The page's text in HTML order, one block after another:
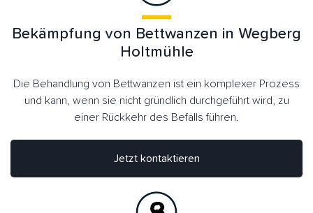
Bekämpfung von Bettwanzen in Wegberg
Holtmühle
Die Behandlung von Bettwanzen ist ein komplexer Prozess
und kann, wenn sie nicht gründlich durchgeführt wird, zu
einer Rückkehr des Befalls führen.
Jetzt kontaktieren